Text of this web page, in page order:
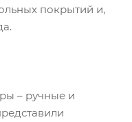
покрытий и,
– ручные и